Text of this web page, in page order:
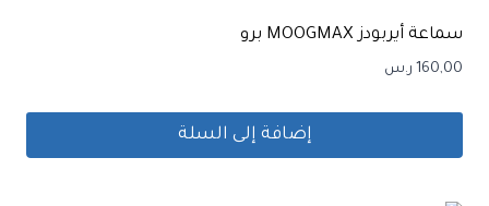
سماعة أيربودز MOOGMAX برو
160,00 ر.س
إضافة إلى السلة